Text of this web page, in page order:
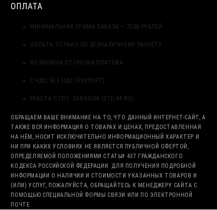
ОПЛАТА
МИНИМАЛЬНАЯ СУММА ЗАКАЗА — 7500 РУБЛЕЙ
ОПЛАТА ТОЛЬКО ПО БЕЗНАЛИЧНОМУ РАСЧЁТУ
ВОЗМОЖНА ОТСРОЧКА ПЛАТЕЖА
С НДС, БЕЗ НДС (ЭКСПОРТ)
РАБОТА С ГОС. ЗАКАЗОМ (213/44 ФЗ)
ОБРАЩАЕМ ВАШЕ ВНИМАНИЕ НА ТО, ЧТО ДАННЫЙ ИНТЕРНЕТ-САЙТ, А
ТАКЖЕ ВСЯ ИНФОРМАЦИЯ О ТОВАРАХ И ЦЕНАХ, ПРЕДОСТАВЛЕННАЯ
НА НЁМ, НОСИТ ИСКЛЮЧИТЕЛЬНО ИНФОРМАЦИОННЫЙ ХАРАКТЕР И
НИ ПРИ КАКИХ УСЛОВИЯХ НЕ ЯВЛЯЕТСЯ ПУБЛИЧНОЙ ОФЕРТОЙ,
ОПРЕДЕЛЯЕМОЙ ПОЛОЖЕНИЯМИ СТАТЬИ 437 ГРАЖДАНСКОГО
КОДЕКСА РОССИЙСКОЙ ФЕДЕРАЦИИ. ДЛЯ ПОЛУЧЕНИЯ ПОДРОБНОЙ
ИНФОРМАЦИИ О НАЛИЧИИ И СТОИМОСТИ УКАЗАННЫХ ТОВАРОВ И
(ИЛИ) УСЛУГ, ПОЖАЛУЙСТА, ОБРАЩАЙТЕСЬ К МЕНЕДЖЕРУ САЙТА С
ПОМОЩЬЮ СПЕЦИАЛЬНОЙ ФОРМЫ СВЯЗИ ИЛИ ПО ЭЛЕКТРОННОЙ
ПОЧТЕ